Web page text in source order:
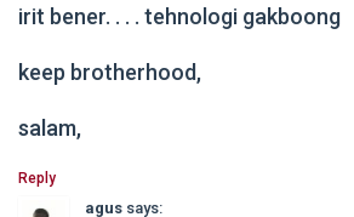
irit bener. . . . tehnologi gakboong
keep brotherhood,
salam,
Reply
agus says: